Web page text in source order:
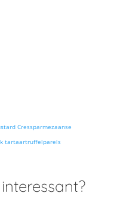
Cressparmezaanse
tartaartruffelparels